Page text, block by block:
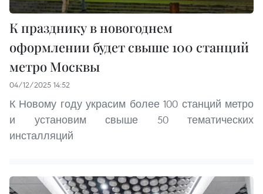
К празднику в новогоднем
оформлении будет свыше 100 станций
метро Москвы
04/12/2025 14:52
К Новому году украсим более 100 станций метро
и установим свыше 50 тематических
инсталляций